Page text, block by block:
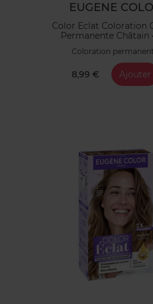
EUGENE
Color Eclat Coloration
Permanente Châtain
Coloration
8,99 € Ajouter